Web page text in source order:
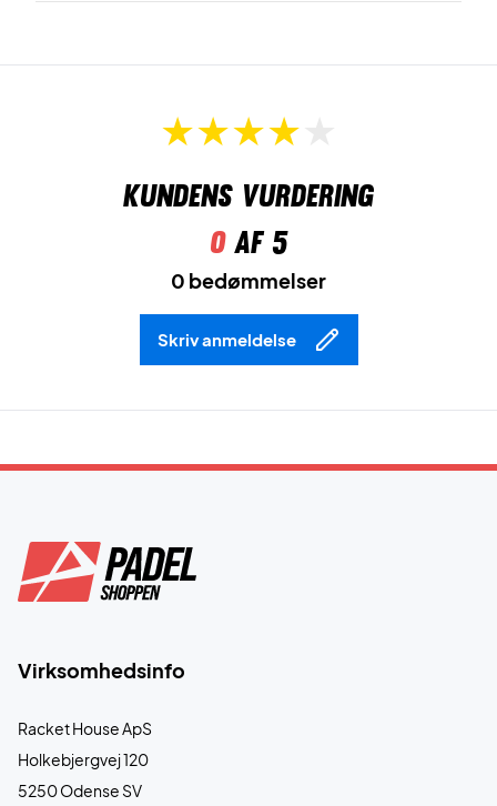
Kundens vurdering
0af 5
0 bedømmelser
Skriv anmeldelse
Virksomhedsinfo
Racket House ApS
Holkebjergvej 120
5250 Odense SV